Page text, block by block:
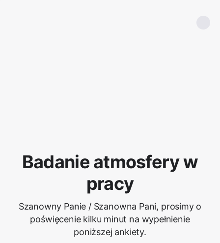
Badanie atmosfery w
pracy
Szanowny Panie / Szanowna Pani, prosimy o
poświęcenie kilku minut na wypełnienie
poniższej ankiety.